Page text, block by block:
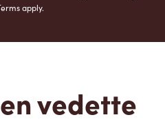
apply.
vedette